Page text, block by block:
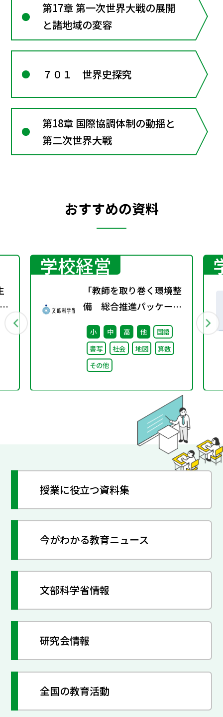
第17章 第一次世界大戦の展開
と諸地域の変容
７０１ 世界史探究
第18章 国際協調体制の動揺と
第二次世界大戦
おすすめの資料
学校経営
「教師を取り巻く環境整
備 総合推進パッケー
ジ」取りまとめ
小 中 高 他
国語
書写
社会 地図
算数
その他
授業に役立つ資料集
今がわかる教育ニュース
文部科学省情報
研究会情報
全国の教育活動